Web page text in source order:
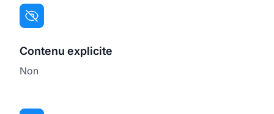
Contenu explicite
Non